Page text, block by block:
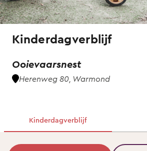
Kinderdagverblijf
Ooievaarsnest
Herenweg 80, Warmond
Kinderdagverblijf